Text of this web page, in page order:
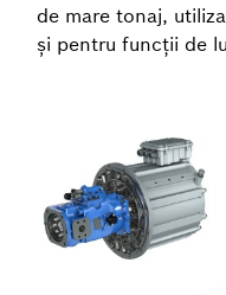
de mare tonaj,
și pentru funcții de